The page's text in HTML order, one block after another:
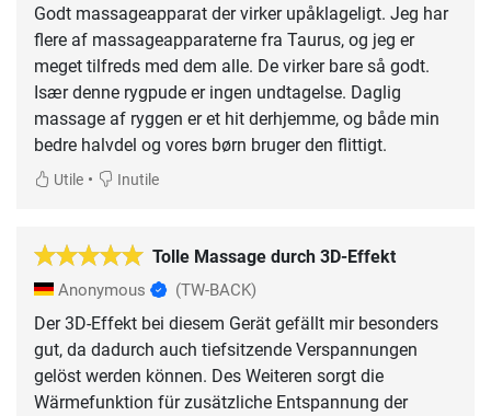
Godt massageapparat der virker upåklageligt. Jeg har
flere af massageapparaterne fra Taurus, og jeg er
meget tilfreds med dem alle. De virker bare så godt.
Især denne rygpude er ingen undtagelse. Daglig
massage af ryggen er et hit derhjemme, og både min
bedre halvdel og vores børn bruger den flittigt.
Utile • Inutile
Tolle Massage durch 3D-Effekt
Anonymous (TW-BACK)
Der 3D-Effekt bei diesem Gerät gefällt mir besonders
gut, da dadurch auch tiefsitzende Verspannungen
gelöst werden können. Des Weiteren sorgt die
Wärmefunktion für zusätzliche Entspannung der